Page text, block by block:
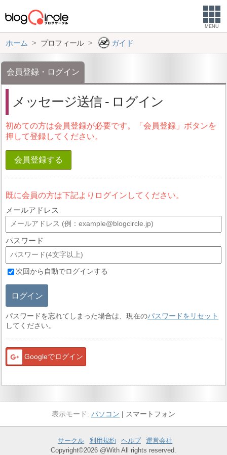
MENU
ホーム プロフィール ガイド
会員登録・ログイン
メッセージ送信 - ログイン
初めての方は会員登録が必要です。「会員登録」ボタンを
押して登録してください。
会員登録する
既に会員の方は下記よりログインしてください。
メールアドレス
パスワード
次回から自動でログインする
ログイン
パスワードを忘れてしまった場合は、現在のパスワードをリセット
してください。
Googleでログイン
パソコン スマートフォン
サークル 利用規約 ヘルプ
運営会社
Copyright©2026 @With All rights reserved.